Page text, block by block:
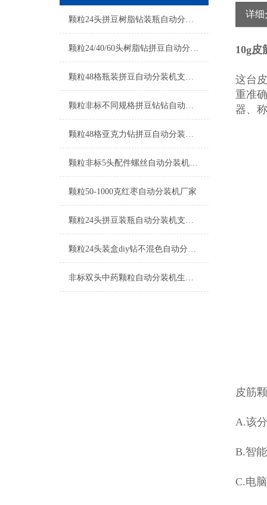
颗粒24头拼豆树脂钻装瓶自动分装机厂家
颗粒24/40/60头树脂钻拼豆自动分装机厂家
颗粒48格瓶装拼豆自动分装机支持定制
颗粒非标不同规格拼豆钻钻自动分装机厂家
颗粒48格亚克力钻拼豆自动分装机厂家
颗粒非标5头配件螺丝自动分装机厂家
颗粒50-1000克红枣自动分装机厂家
颗粒24头拼豆装瓶自动分装机支持定制
颗粒24头装盒diy钻不混色自动分装机工厂生产
非标双头中药颗粒自动分装机生产厂家
详细
10g皮
这台
重准
器、
皮筋
A.该
B.智
C.电